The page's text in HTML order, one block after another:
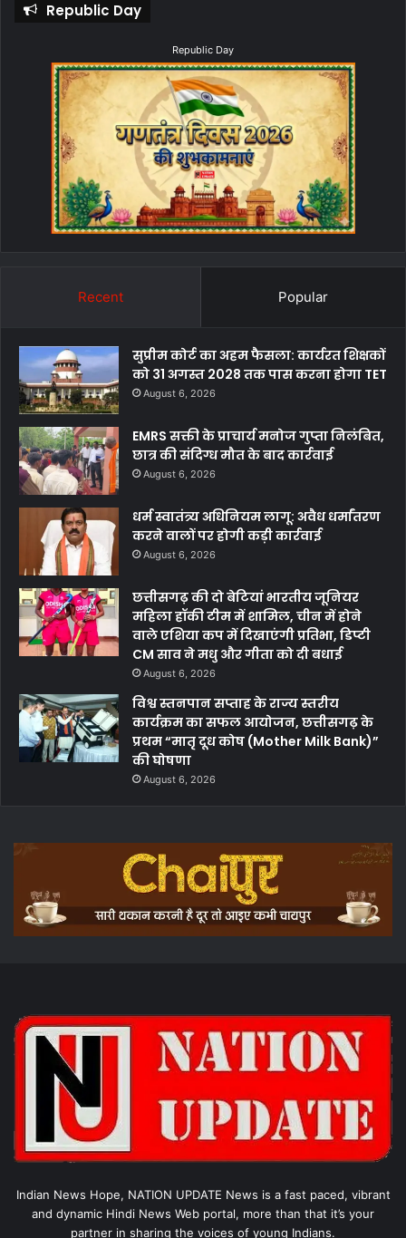
Republic Day
Republic Day
Recent Popular
सुप्रीम कोर्ट का अहम फैसला: कार्यरत शिक्षकों
को 31 अगस्त 2028 तक पास करना होगा TET
August 6, 2026
EMRS सक्ती के प्राचार्य मनोज गुप्ता निलंबित,
छात्र की संदिग्ध मौत के बाद कार्रवाई
August 6, 2026
धर्म स्वातंत्र्य अधिनियम लागू: अवैध धर्मांतरण
करने वालों पर होगी कड़ी कार्रवाई
August 6, 2026
छत्तीसगढ़ की दो बेटियां भारतीय जूनियर
महिला हॉकी टीम में शामिल, चीन में होने
वाले एशिया कप में दिखाएंगी प्रतिभा, डिप्टी
CM साव ने मधु और गीता को दी बधाई
August 6, 2026
विश्व स्तनपान सप्ताह के राज्य स्तरीय
कार्यक्रम का सफल आयोजन, छत्तीसगढ़ के
प्रथम “मातृ दूध कोष (Mother Milk Bank)”
की घोषणा
August 6, 2026
Indian News Hope, NATION UPDATE News is a fast paced, vibrant
and dynamic Hindi News Web portal, more than that it’s your
partner in sharing the voices of young Indians.